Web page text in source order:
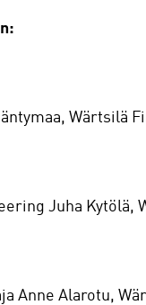
Wärtsilä
Juha Kytölä,
Anne Alarotu,